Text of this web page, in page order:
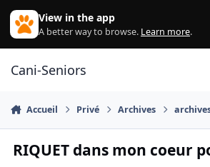
Aller au contenu
View in the app
A better way to browse. Learn more.
Cani-Seniors
Accueil Privé Archives
RIQUET dans mon coeur